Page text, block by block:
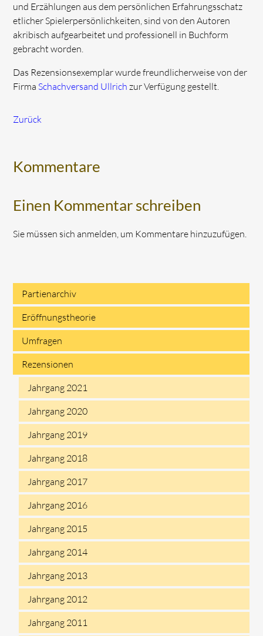
und Erzählungen aus dem persönlichen Erfahrungsschatz
etlicher Spielerpersönlichkeiten, sind von den Autoren
akribisch aufgearbeitet und professionell in Buchform
gebracht worden.
Das Rezensionsexemplar wurde freundlicherweise von der
FirmaSchachversand Ullrich zur Verfügung gestellt.
Zurück
Kommentare
Einen Kommentar schreiben
Sie müssen sich anmelden, um Kommentare hinzuzufügen.
Navigation
überspringen
Partienarchiv
Eröffnungstheorie
Umfragen
Rezensionen
Jahrgang 2021
Jahrgang 2020
Jahrgang 2019
Jahrgang 2018
Jahrgang 2017
Jahrgang 2016
Jahrgang 2015
Jahrgang 2014
Jahrgang 2013
Jahrgang 2012
Jahrgang 2011